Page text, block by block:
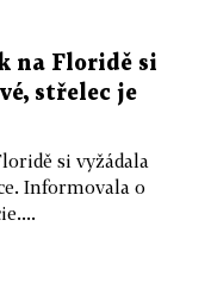
na Floridě si
střelec je
si vyžádala
Informovala o